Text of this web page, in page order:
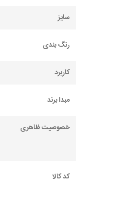
سایز
رنگ بندی
کاربرد
مبدا برند
خصوصیت ظاهری
کد کالا